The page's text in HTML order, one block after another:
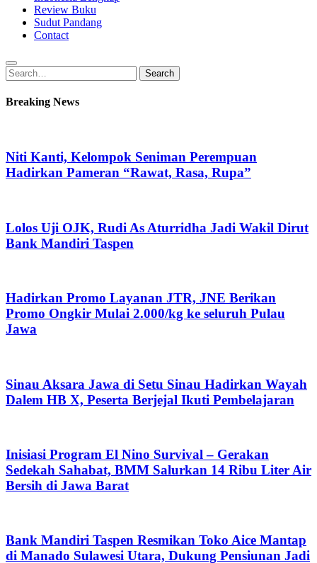
Review Buku
Sudut Pandang
Contact
Search
for:
Search
Breaking News
Niti Kanti, Kelompok Seniman Perempuan
Hadirkan Pameran “Rawat, Rasa, Rupa”
Lolos Uji OJK, Rudi As Aturridha Jadi Wakil Dirut
Bank Mandiri Taspen
Hadirkan Promo Layanan JTR, JNE Berikan
Promo Ongkir Mulai 2.000/kg ke seluruh Pulau
Jawa
Sinau Aksara Jawa di Setu Sinau Hadirkan Wayah
Dalem HB X, Peserta Berjejal Ikuti Pembelajaran
Inisiasi Program El Nino Survival – Gerakan
Sedekah Sahabat, BMM Salurkan 14 Ribu Liter Air
Bersih di Jawa Barat
Bank Mandiri Taspen Resmikan Toko Aice Mantap
di Manado Sulawesi Utara, Dukung Pensiunan Jadi